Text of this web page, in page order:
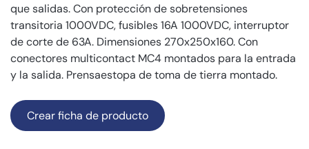
que salidas. Con protección de sobretensiones
transitoria 1000VDC, fusibles 16A 1000VDC, interruptor
de corte de 63A. Dimensiones 270x250x160. Con
conectores multicontact MC4 montados para la entrada
y la salida. Prensaestopa de toma de tierra montado.
Crear ficha de producto